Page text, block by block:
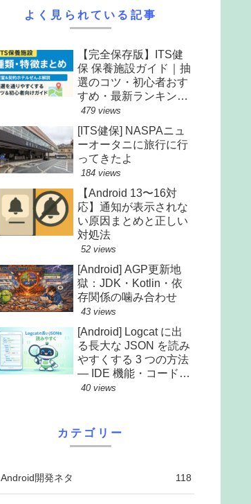
よく見られている記事
【完全保存版】ITS健
保 保養施設ガイド｜抽
選のコツ・初心者おす
すめ・最新ランキング
まで全解説
479 views
[ITS健保] NASPAニュ
ーオータニに旅行に行
ってきたよ
184 views
【Android 13〜16対
応】通知が表示されな
い原因まとめと正しい
対処法
52 views
[Android] AGP更新地
獄：JDK・Kotlin・依
存関係の噛み合わせ
43 views
[Android] Logcat に出
る長大な JSON を読み
やすくする 3 つの方法
— IDE 機能・コード・
オンラインツール
40 views
カテゴリー
Android開発ネタ 118